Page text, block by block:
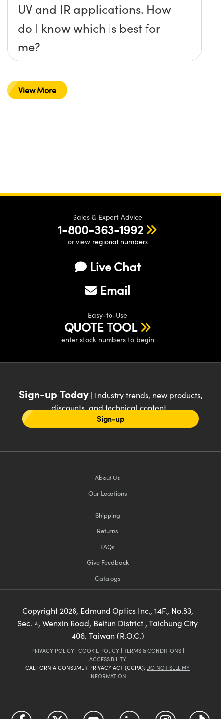
UV and IR applications. How
do I know which is best for
me?
View More
Sales & Expert Advice
1-800-363-1992
or view regional numbers
Live Chat
Email
Easy-to-Use
QUOTE TOOL
enter stock numbers to begin
Sign-up Today| Industry trends, new products,
discounts, and technical content
Sign-up
About Us
Our Locations
Shipping
Returns
FAQs
Give Feedback
Catalogs
Copyright 2026, Edmund Optics Inc., 14F., No.83,
Sec. 4, Wenxin Road, Beitun District , Taichung City
406, Taiwan (R.O.C.)
PRIVACY POLICY | COOKIE POLICY | TERMS & CONDITIONS |
ACCESSIBILITY
CALIFORNIA CONSUMER PRIVACY ACT (CCPA): DO NOT SELL MY
INFORMATION